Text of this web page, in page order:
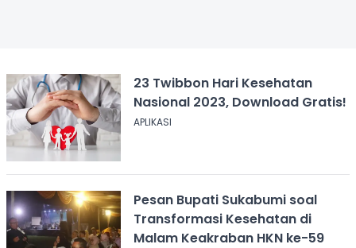
23 Twibbon Hari Kesehatan
Nasional 2023, Download Gratis!
APLIKASI
Pesan Bupati Sukabumi soal
Transformasi Kesehatan di
Malam Keakraban HKN ke-59